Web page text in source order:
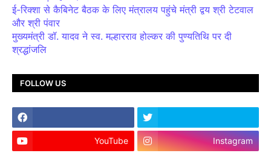
ई-रिक्शा से कैबिनेट बैठक के लिए मंत्रालय पहुंचे मंत्री द्वय श्री टेटवाल
और श्री पंवार
मुख्यमंत्री डॉ. यादव ने स्व. मल्हारराव होल्कर की पुण्यतिथि पर दी
श्रद्धांजलि
FOLLOW US
YouTube Instagram